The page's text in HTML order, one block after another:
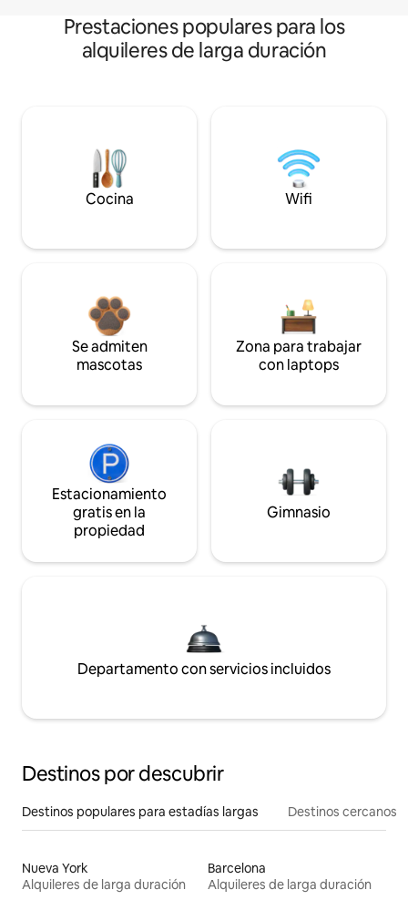
Prestaciones populares para los
alquileres de larga duración
Cocina Wifi
Se admiten
mascotas
Zona para trabajar
con laptops
Estacionamiento
gratis en la
propiedad
Gimnasio
Departamento con servicios incluidos
Destinos por descubrir
Destinos populares para estadías largas Destinos cercanos
Nueva York
Alquileres de larga duración
Barcelona
Alquileres de larga duración